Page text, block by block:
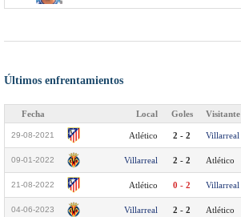
Últimos enfrentamientos
Fecha Local Goles Visitante
29-08-2021 Atlético 2 - 2 Villarreal
09-01-2022 Villarreal 2 - 2 Atlético
21-08-2022 Atlético 0 - 2 Villarreal
04-06-2023 Villarreal 2 - 2 Atlético